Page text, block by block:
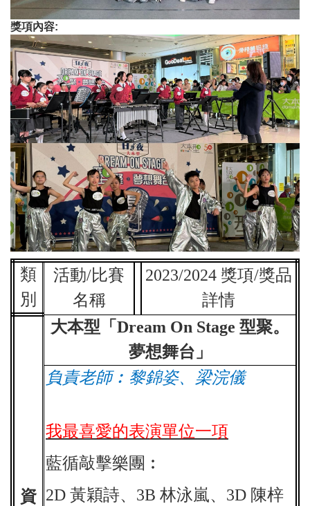
獎項內容:
類
別
活動/比賽
名稱
2023/2024 獎項/獎品
詳情
資
大本型「Dream On Stage 型聚。
夢想舞台」
負責老師︰黎錦姿、梁浣儀
我最喜愛的表演單位一項
藍循敲擊樂團︰
2D 黃穎詩、3B 林泳嵐、3D 陳梓